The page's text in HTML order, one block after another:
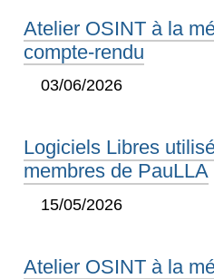
Atelier OSINT à la
compte-rendu
03/06/2026
Logiciels Libres
membres de PauLLA
15/05/2026
Atelier OSINT à la